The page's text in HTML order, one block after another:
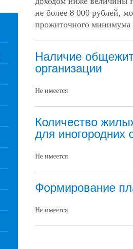
не более 8 000 рублей,
прожиточного минимума
Наличие
организации
Не имеется
Количество
для иногородних
Не имеется
Формирование
Не имеется